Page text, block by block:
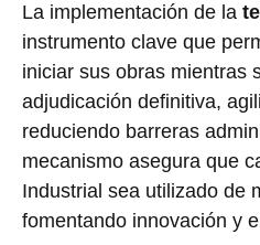
La implementación de la
instrumento clave que
iniciar sus obras mientras
adjudicación definitiva,
reduciendo barreras
mecanismo asegura que
Industrial sea utilizado de
fomentando innovación y